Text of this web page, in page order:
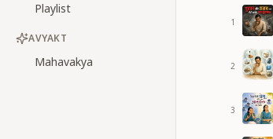
Playlist
AVYAKT
Mahavakya
1
2
3